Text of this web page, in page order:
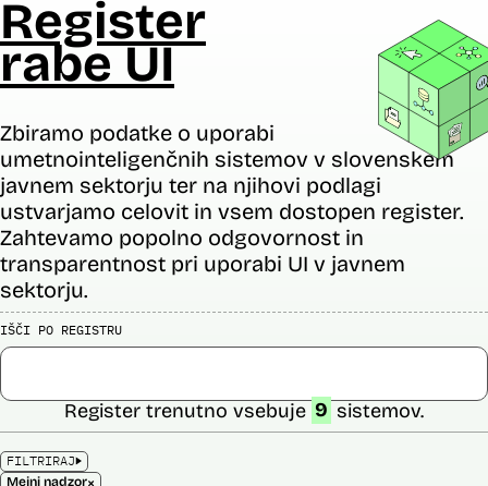
Register
rabe UI
Zbiramo podatke o uporabi
umetnointeligenčnih sistemov v slovenskem
javnem sektorju ter na njihovi podlagi
ustvarjamo celovit in vsem dostopen register.
Zahtevamo popolno odgovornost in
transparentnost pri uporabi UI v javnem
sektorju.
IŠČI PO REGISTRU
FILTRIRAJ
Mejni nadzor
Register trenutno vsebuje 9 sistemov.